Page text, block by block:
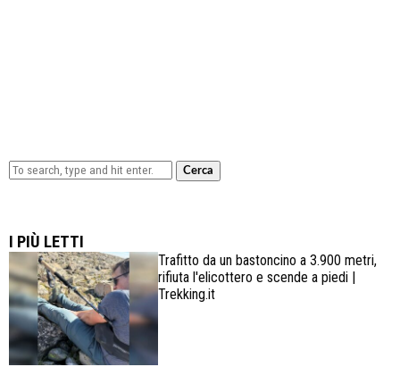
Cerca
I PIÙ LETTI
Trafitto da un bastoncino a 3.900 metri,
rifiuta l'elicottero e scende a piedi |
Trekking.it